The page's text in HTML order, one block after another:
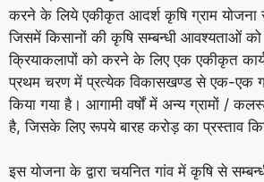
करने के लिये एकीकृत आदर्श कृषि ग्राम योजना
जिसमें किसानों की कृषि सम्बन्धी आवश्यताओं
क्रियाकलापों को करने के लिए एक एकीकृत
प्रथम चरण में प्रत्येक विकासखण्ड से एक-एक
किया गया है। आगामी वर्षों में अन्य ग्रामों /
है, जिसके लिए रूपये बारह करोड़ का प्रस्ताव
इस योजना के द्वारा चयनित गांव में कृषि से